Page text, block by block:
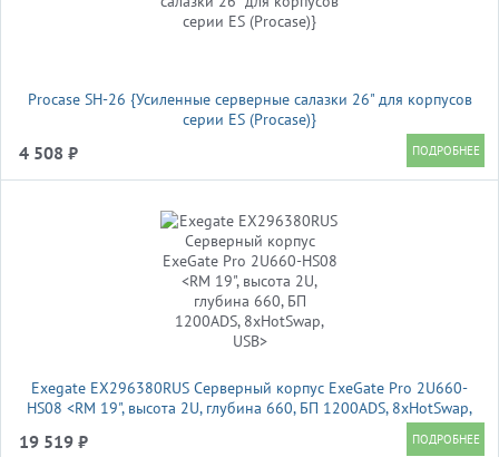
Procase SH-26 {Усиленные серверные салазки 26" для корпусов
серии ES (Procase)}
4 508 ₽
Exegate EX296380RUS Серверный корпус ExeGate Pro 2U660-
HS08 <RM 19", высота 2U, глубина 660, БП 1200ADS, 8xHotSwap,
19 519 ₽